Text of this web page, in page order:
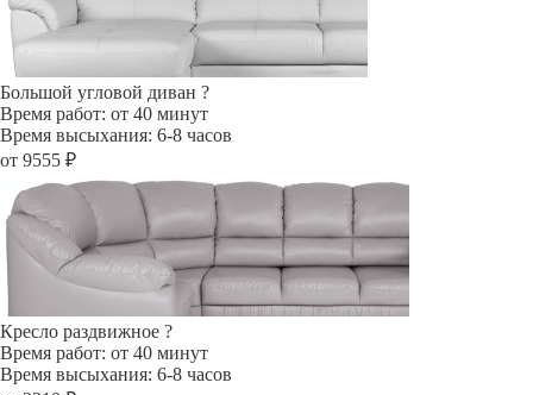
Большой угловой диван ?
Время работ: от 40 минут
Время высыхания: 6-8 часов
от 9555 ₽
Кресло раздвижное ?
Время работ: от 40 минут
Время высыхания: 6-8 часов